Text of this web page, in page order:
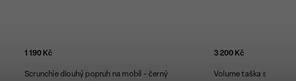
Scrunchie dlouhý popruh na mobil - černý
1 190 Kč
Volume taška s
3 200 Kč